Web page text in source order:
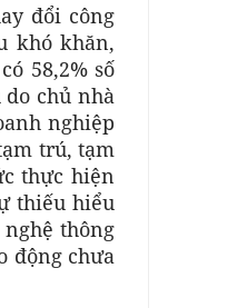
đổi công
khó khăn,
58,2% số
chủ nhà
nghiệp
trú, tạm
thực hiện
thiếu hiểu
thông
động chưa